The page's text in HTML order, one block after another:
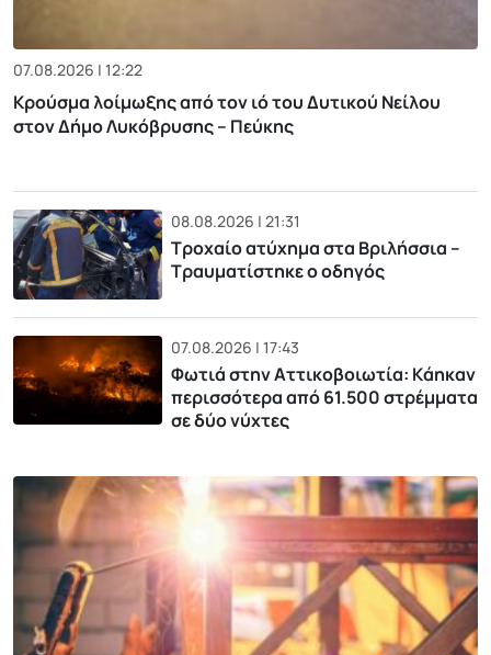
07.08.2026 | 12:22
Κρούσμα λοίμωξης από τον ιό του Δυτικού Νείλου
στον Δήμο Λυκόβρυσης – Πεύκης
08.08.2026 | 21:31
Τροχαίο ατύχημα στα Βριλήσσια –
Τραυματίστηκε ο οδηγός
07.08.2026 | 17:43
Φωτιά στην Αττικοβοιωτία: Kάηκαν
περισσότερα από 61.500 στρέμματα
σε δύο νύχτες